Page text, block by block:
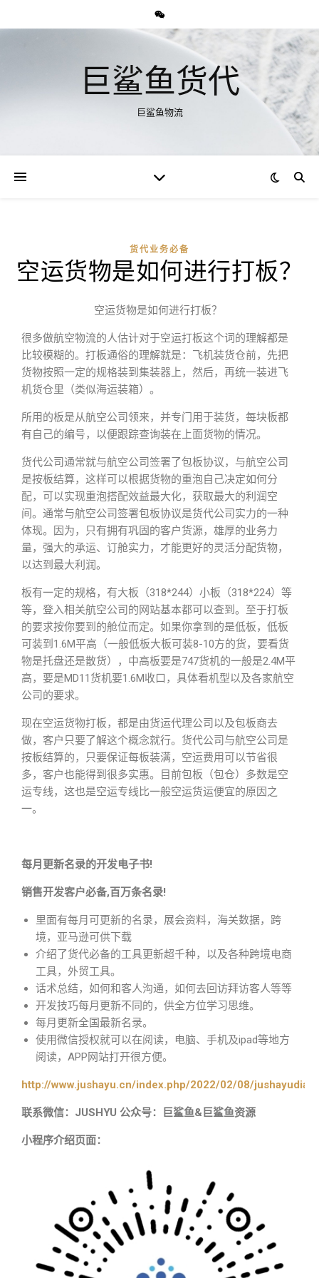
巨鲨鱼货代
巨鲨鱼物流
货代业务必备
空运货物是如何进行打板？
空运货物是如何进行打板？
很多做航空物流的人估计对于空运打板这个词的理解都是
比较模糊的。打板通俗的理解就是：飞机装货仓前，先把
货物按照一定的规格装到集装器上，然后，再统一装进飞
机货仓里（类似海运装箱）。
所用的板是从航空公司领来，并专门用于装货，每块板都
有自己的编号，以便跟踪查询装在上面货物的情况。
货代公司通常就与航空公司签署了包板协议，与航空公司
是按板结算，这样可以根据货物的重泡自己决定如何分
配，可以实现重泡搭配效益最大化，获取最大的利润空
间。通常与航空公司签署包板协议是货代公司实力的一种
体现。因为，只有拥有巩固的客户货源，雄厚的业务力
量，强大的承运、订舱实力，才能更好的灵活分配货物，
以达到最大利润。
板有一定的规格，有大板（318*244）小板（318*224）等
等，登入相关航空公司的网站基本都可以查到。至于打板
的要求按你要到的舱位而定。如果你拿到的是低板，低板
可装到1.6M平高（一般低板大板可装8-10方的货，要看货
物是托盘还是散货），中高板要是747货机的一般是2.4M平
高，要是MD11货机要1.6M收口，具体看机型以及各家航空
公司的要求。
现在空运货物打板，都是由货运代理公司以及包板商去
做，客户只要了解这个概念就行。货代公司与航空公司是
按板结算的，只要保证每板装满，空运费用可以节省很
多，客户也能得到很多实惠。目前包板（包仓）多数是空
运专线，这也是空运专线比一般空运货运便宜的原因之
一。
每月更新名录的开发电子书!
销售开发客户必备,百万条名录!
里面有每月可更新的名录，展会资料，海关数据，跨
境，亚马逊可供下载
介绍了货代必备的工具更新超千种，以及各种跨境电商
工具，外贸工具。
话术总结，如何和客人沟通，如何去回访拜访客人等等
开发技巧每月更新不同的，供全方位学习思维。
每月更新全国最新名录。
使用微信授权就可以在阅读，电脑、手机及ipad等地方
阅读，APP网站打开很方便。
http://www.jushayu.cn/index.php/2022/02/08/
联系微信：JUSHYU 公众号：巨鲨鱼&巨鲨鱼资源
小程序介绍页面：